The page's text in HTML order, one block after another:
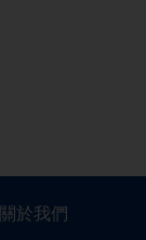
關於我們